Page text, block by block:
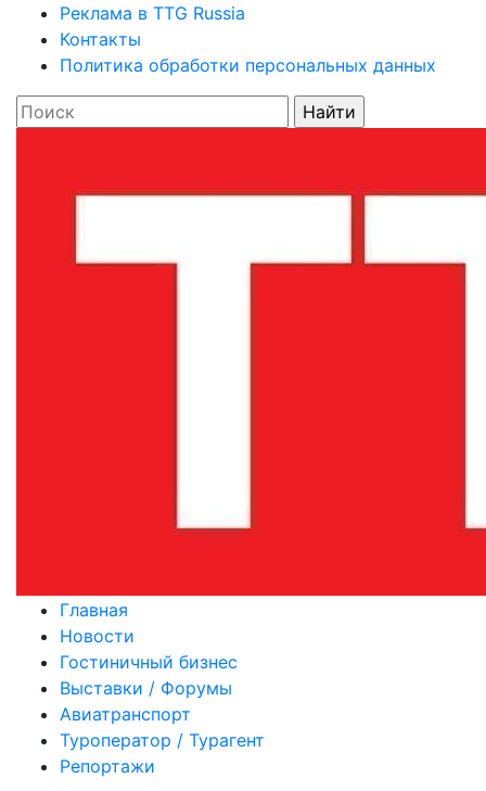
Реклама в TTG Russia
Контакты
Политика обработки персональных данных
Главная
Новости
Гостиничный бизнес
Выставки / Форумы
Авиатранспорт
Туроператор / Турагент
Репортажи